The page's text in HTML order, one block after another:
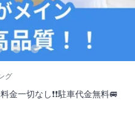
グ
金一切なし❗️❗️駐車代金無料🚐